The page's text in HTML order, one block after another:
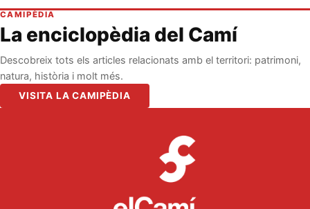
CAMIPÈDIA
La enciclopèdia del Camí
Descobreix tots els articles relacionats amb el territori: patrimoni,
natura, història i molt més.
VISITA LA CAMIPÈDIA